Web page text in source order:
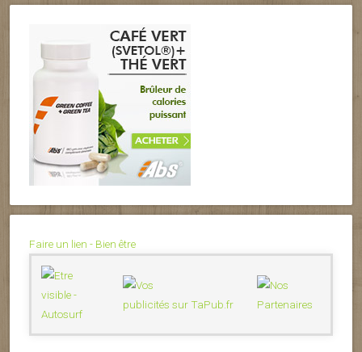
Faire un lien - Bien être